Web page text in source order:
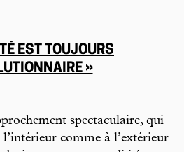
EST TOUJOURS
»
spectaculaire, qui
comme à l’extérieur